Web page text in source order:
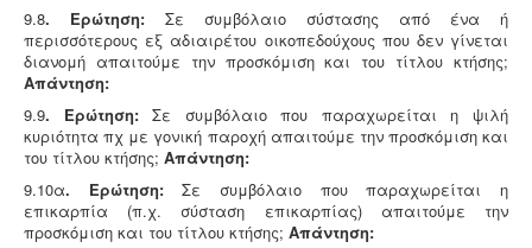
9.8. Ερώτηση: Σε συμβόλαιο σύστασης από ένα ή
περισσότερους εξ αδιαιρέτου οικοπεδούχους που δεν γίνεται
διανομή απαιτούμε την προσκόμιση και του τίτλου κτήσης;
Απάντηση:
9.9. Ερώτηση:Σε συμβόλαιο που παραχωρείται η ψιλή
κυριότητα πχ με γονική παροχή απαιτούμε την προσκόμιση και
του τίτλου κτήσης; Απάντηση:
9.10α. Ερώτηση:Σε συμβόλαιο που παραχωρείται η
επικαρπία (π.χ. σύσταση επικαρπίας) απαιτούμε την
προσκόμιση και του τίτλου κτήσης; Απάντηση: